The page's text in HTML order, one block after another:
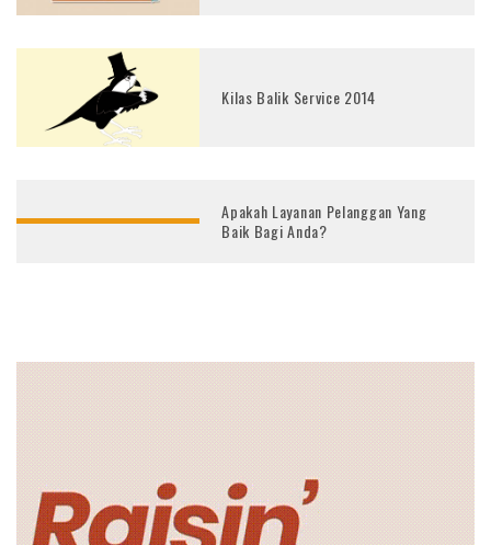
Kilas Balik Service 2014
Apakah Layanan Pelanggan Yang
Baik Bagi Anda?